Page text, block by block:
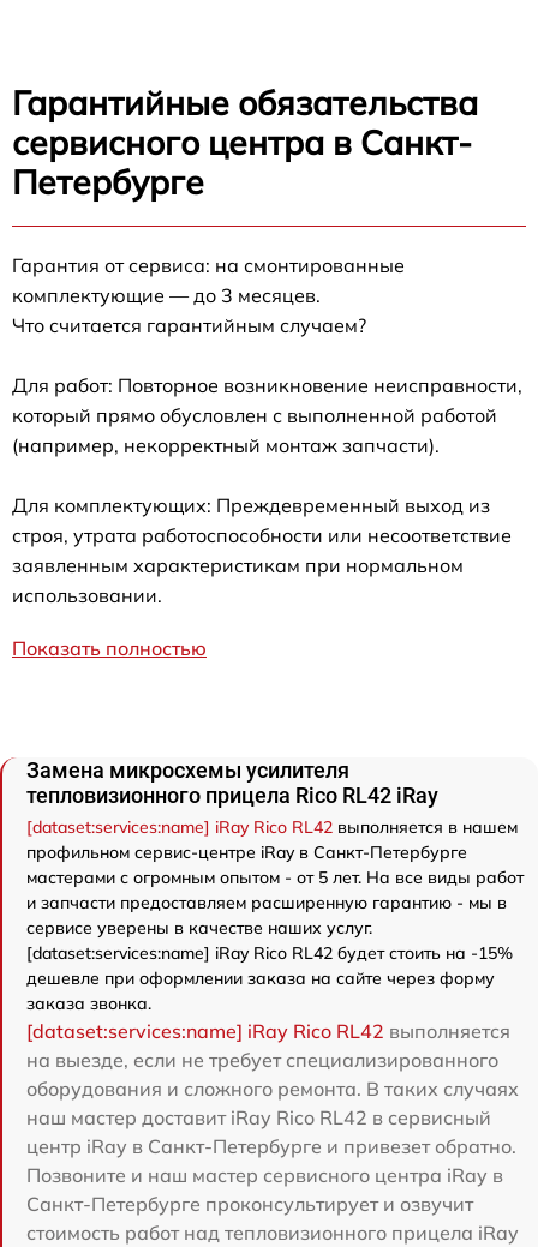
Гарантийные обязательства
сервисного центра в Санкт-
Петербурге
Гарантия от сервиса: на смонтированные
комплектующие — до 3 месяцев.
Что считается гарантийным случаем?
Для работ: Повторное возникновение неисправности,
который прямо обусловлен с выполненной работой
(например, некорректный монтаж запчасти).
Для комплектующих: Преждевременный выход из
строя, утрата работоспособности или несоответствие
заявленным характеристикам при нормальном
использовании.
Показать полностью
Замена микросхемы усилителя
тепловизионного прицела Rico RL42 iRay
[dataset:services:name] iRay Rico RL42 выполняется в нашем
профильном сервис-центре iRay в Санкт-Петербурге
мастерами с огромным опытом - от 5 лет. На все виды работ
и запчасти предоставляем расширенную гарантию - мы в
сервисе уверены в качестве наших услуг.
[dataset:services:name] iRay Rico RL42 будет стоить на -15%
дешевле при оформлении заказа на сайте через форму
заказа звонка.
[dataset:services:name] iRay Rico RL42 выполняется
на выезде, если не требует специализированного
оборудования и сложного ремонта. В таких случаях
наш мастер доставит iRay Rico RL42 в сервисный
центр iRay в Санкт-Петербурге и привезет обратно.
Позвоните и наш мастер сервисного центра iRay в
Санкт-Петербурге проконсультирует и озвучит
стоимость работ над тепловизионного прицела iRay